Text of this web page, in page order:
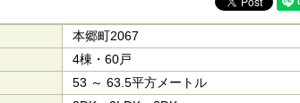
本郷町2067
4棟・60戸
53 ～ 63.5平方メートル